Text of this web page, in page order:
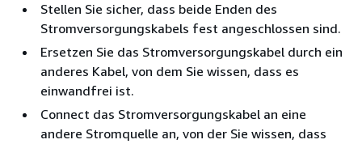
Stellen Sie sicher, dass beide Enden des
Stromversorgungskabels fest angeschlossen sind.
Ersetzen Sie das Stromversorgungskabel durch ein
anderes Kabel, von dem Sie wissen, dass es
einwandfrei ist.
Connect das Stromversorgungskabel an eine
andere Stromquelle an, von der Sie wissen, dass